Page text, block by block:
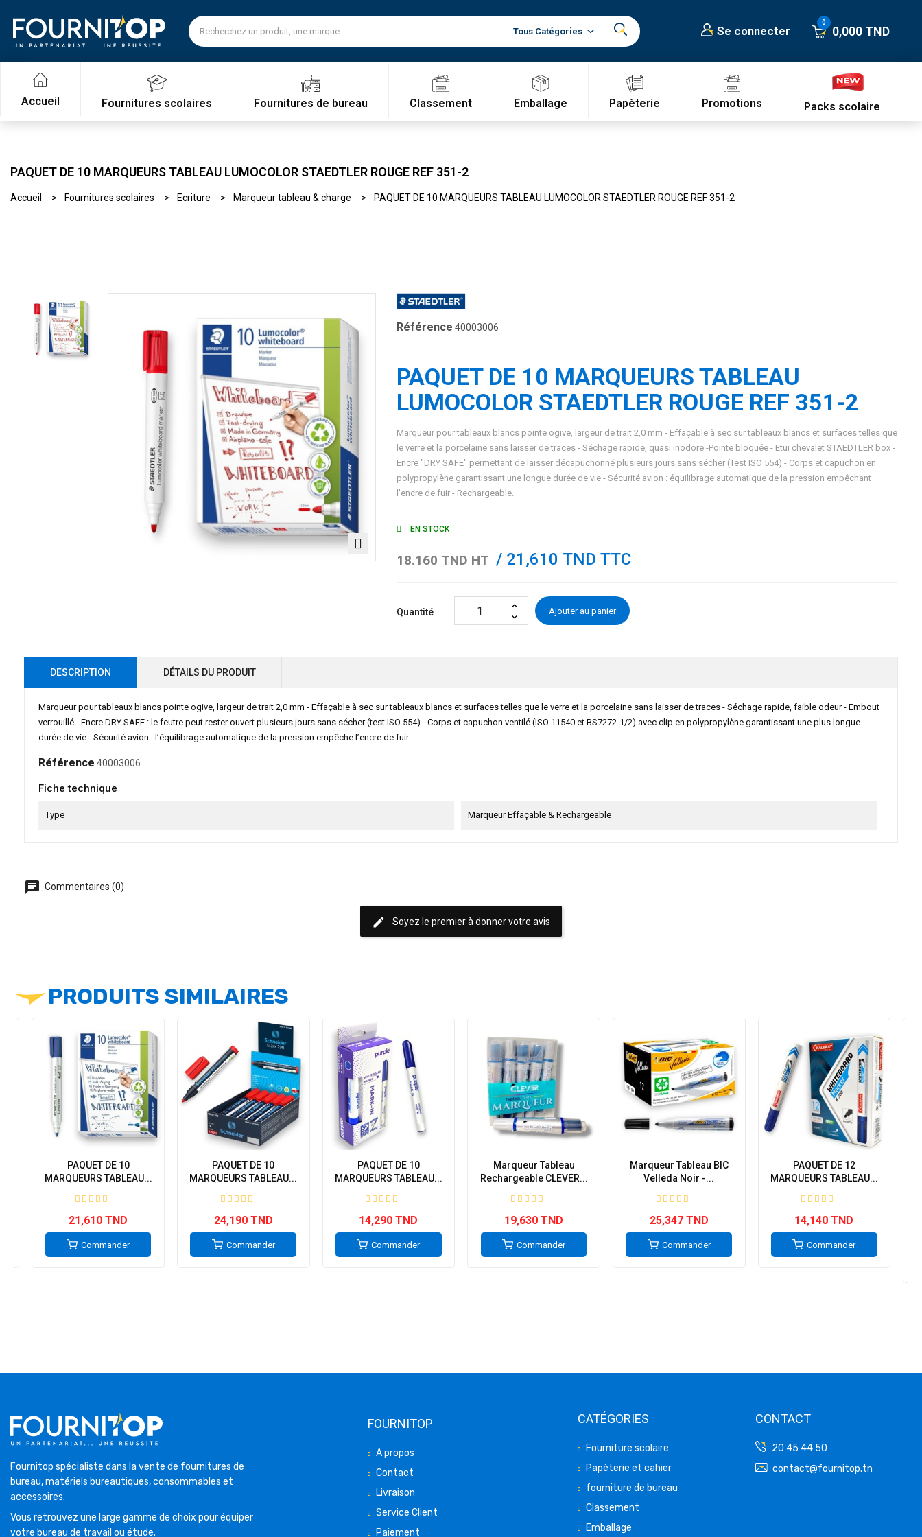
Se connecter 0,000 TND
Accueil Fournitures scolaires Fournitures de bureau Classement Emballage Papèterie Promotions Packs scolaire
PAQUET DE 10 MARQUEURS TABLEAU LUMOCOLOR STAEDTLER ROUGE REF 351-2
Accueil Fournitures scolaires Ecriture Marqueur tableau & charge PAQUET DE 10 MARQUEURS TABLEAU LUMOCOLOR STAEDTLER ROUGE REF 351-2
Référence 40003006
PAQUET DE 10 MARQUEURS TABLEAU
LUMOCOLOR STAEDTLER ROUGE REF 351-2
Marqueur pour tableaux blancs pointe ogive, largeur de trait 2,0 mm - Effaçable à sec sur tableaux blancs et surfaces telles que
le verre et la porcelaine sans laisser de traces - Séchage rapide, quasi inodore -Pointe bloquée - Etui chevalet STAEDTLER box -
Encre "DRY SAFE" permettant de laisser décapuchonné plusieurs jours sans sécher (Test ISO 554) - Corps et capuchon en
polypropylène garantissant une longue durée de vie - Sécurité avion : équilibrage automatique de la pression empêchant
l'encre de fuir - Rechargeable.
EN STOCK
18.160 TND HT / 21,610 TND TTC
Quantité Ajouter au panier
DESCRIPTION DÉTAILS DU PRODUIT
Marqueur pour tableaux blancs pointe ogive, largeur de trait 2,0 mm - Effaçable à sec sur tableaux blancs et surfaces telles que le verre et la porcelaine sans laisser de traces - Séchage rapide, faible odeur - Embout
verrouillé - Encre DRY SAFE : le feutre peut rester ouvert plusieurs jours sans sécher (test ISO 554) - Corps et capuchon ventilé (ISO 11540 et BS7272-1/2) avec clip en polypropylène garantissant une plus longue
durée de vie - Sécurité avion : l’équilibrage automatique de la pression empêche l’encre de fuir.
Référence 40003006
Fiche technique
Type Marqueur Effaçable & Rechargeable
chat Commentaires (0)
edit Soyez le premier à donner votre avis
PRODUITS SIMILAIRES
PAQUET DE 10
MARQUEURS TABLEAU...
21,610 TND
Commander
PAQUET DE 10
MARQUEURS TABLEAU...
24,190 TND
Commander
PAQUET DE 10
MARQUEURS TABLEAU...
14,290 TND
Commander
Marqueur Tableau
Rechargeable CLEVER...
19,630 TND
Commander
Marqueur Tableau BIC
Velleda Noir -...
25,347 TND
Commander
PAQUET DE 12
MARQUEURS TABLEAU...
14,140 TND
Commander
Fournitop spécialiste dans la vente de fournitures de
bureau, matériels bureautiques, consommables et
accessoires.
Vous retrouvez une large gamme de choix pour équiper
votre bureau de travail ou étude.
FOURNITOP
A propos
Contact
Livraison
Service Client
Paiement
CATÉGORIES
Fourniture scolaire
Papèterie et cahier
fourniture de bureau
Classement
Emballage
CONTACT
20 45 44 50
contact@fournitop.tn